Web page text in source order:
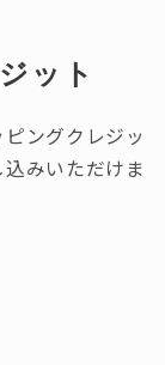
ット
ングクレジッ
みいただけま